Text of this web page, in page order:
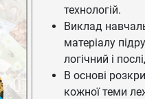
технологій.
Виклад
матеріалу
логічний і
В основі
кожної теми